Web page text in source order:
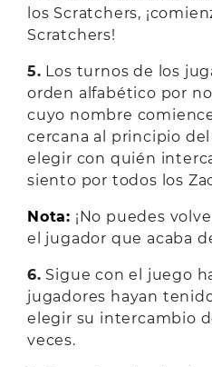
los Scratchers,
Scratchers!
5. Los turnos de los
orden alfabético por
cuyo nombre
cercana al principio
elegir con quién
siento por todos los
Nota: ¡No puedes
el jugador que acaba
6. Sigue con el juego
jugadores hayan
elegir su intercambio
veces.